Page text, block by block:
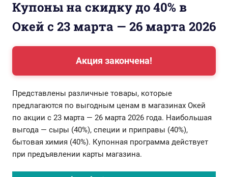
Купоны на скидку до 40% в
Окей с 23 марта — 26 марта 2026
Акция закончена!
Представлены различные товары, которые
предлагаются по выгодным ценам в магазинах Окей
по акции с 23 марта — 26 марта 2026 года. Наибольшая
выгода — сыры (40%), специи и приправы (40%),
бытовая химия (40%). Купонная программа действует
при предъявлении карты магазина.